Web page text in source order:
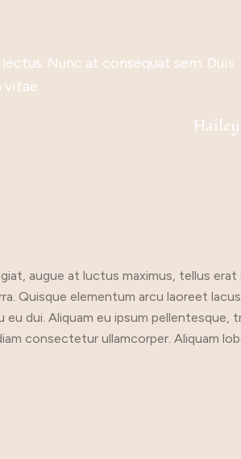
Sed commodo euismod
eget condimentum. Etiam ut
Yahir
Nunc at consequat sem. Duis
vitae
Hailey
Donec tortor nulla, sodales eget
interdum nunc.
Mccray
massa ac, venenatis est. Nunc
Zugemberg
vitae, vestibulum quam. Morbi
Allen Lora
hendrerit erat non ante egestas
Morbi ultrices nunc ut sem
Sed commodo euismod
eget condimentum. Etiam ut
Yahir
Nunc at consequat sem. Duis
vitae
Hailey
augue at luctus maximus, tellus erat
Quisque elementum arcu laoreet
dui. Aliquam eu ipsum pellentesque,
consectetur ullamcorper. Aliquam